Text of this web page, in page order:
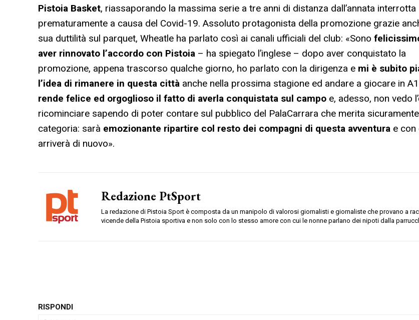
Pistoia Basket, riassaporando la massima serie a tre anni di distanza dall’annata interrotta
prematuramente a causa del Covid-19. Assoluto protagonista della promozione grazie
sua duttilità sul parquet, Wheatle ha parlato così ai canali ufficiali del club: «Sono
aver rinnovato l’accordo con Pistoia – ha spiegato l’inglese – dopo aver conquistato la
promozione, appena trascorso qualche giorno, ho parlato con la dirigenza e mi è subito
l’idea di rimanere in questa città anche nella prossima stagione ed andare a giocare in
rende felice ed orgoglioso il fatto di averla conquistata sul campo e, adesso, non vedo
ricominciare sapendo di poter contare sul pubblico del PalaCarrara che merita
categoria: sarà emozionante ripartire col resto dei compagni di questa avventura e con
arriverà di nuovo».
Redazione PtSport
La redazione di Pistoia Sport è composta da un manipolo di valorosi giornalisti e giornaliste che provano a
vicende della Pistoia sportiva e non solo con lo stesso amore con cui le nonne parlano dei nipoti dalla
RISPONDI